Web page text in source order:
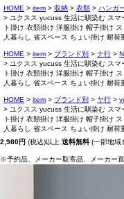
HOME item 収納 衣類
ハンガ
ユクスス yucuss 生活に馴染む ス
ト掛け 衣類掛け 洋服掛け 帽子掛け
人暮らし 省スペース ちょい掛け 耐荷
HOME item ブランド別 ナ行
ユクスス yucuss 生活に馴染む ス
ト掛け 衣類掛け 洋服掛け 帽子掛け
人暮らし 省スペース ちょい掛け 耐荷
HOME item ブランド別 ヤ行
ユクスス yucuss 生活に馴染む ス
ト掛け 衣類掛け 洋服掛け 帽子掛け
人暮らし 省スペース ちょい掛け 耐荷
2,980円 (税込)以上 送料無料 (一部地域
※予約品、メーカー取寄品、メーカー